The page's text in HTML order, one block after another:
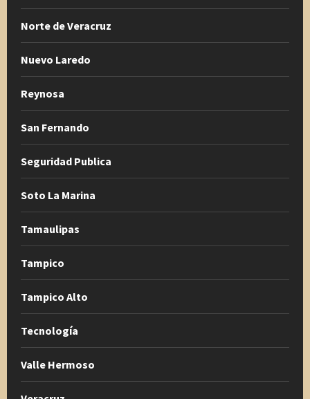
Norte de Veracruz
Nuevo Laredo
Reynosa
San Fernando
Seguridad Publica
Soto La Marina
Tamaulipas
Tampico
Tampico Alto
Tecnología
Valle Hermoso